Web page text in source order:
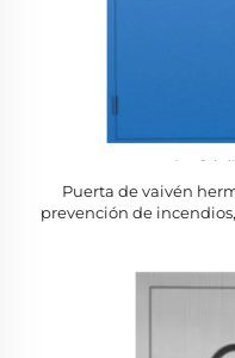
Puerta de vaivén
prevención de